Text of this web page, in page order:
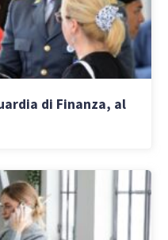
di Finanza, al